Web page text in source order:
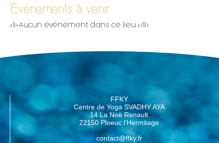
Évènements à venir
<li>Aucun événement dans ce lieu.</li>
FFKY
Centre de Yoga SVADHY AYA
14 La Noë Renault
22150 Ploeuc l’Hermitage
contact@ffky.fr